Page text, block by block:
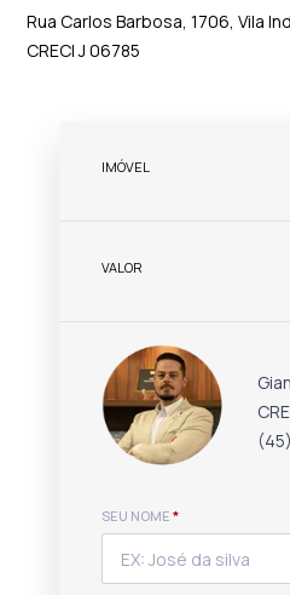
Rua Carlos Barbosa, 1706, Vila
CRECI J 06785
IMÓVEL
VALOR
SEU NOME *